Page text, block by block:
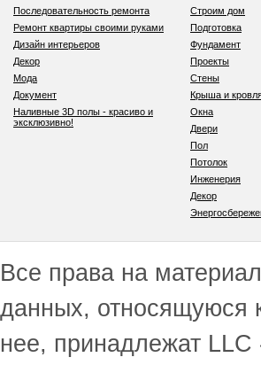
Последовательность ремонта
Ремонт квартиры своими руками
Дизайн интерьеров
Декор
Мода
Документ
Наливные 3D полы - красиво и
эксклюзивно!
Строим дом
Подготовка
Фундамент
Проекты
Стены
Крыша и
Окна
Двери
Пол
Потолок
Инженерия
Декор
Все права на
данных, относящуюся
нее, принадлежат